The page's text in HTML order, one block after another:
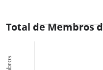
Total de Membros